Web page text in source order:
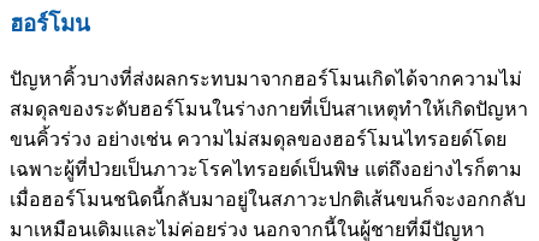
ฮอร์โมน
ปัญหาคิ้วบางที่ส่งผลกระทบมาจากฮอร์โมนเกิดได้จากความไม่
สมดุลของระดับฮอร์โมนในร่างกายที่เป็นสาเหตุทำให้เกิดปัญหา
ขนคิ้วร่วง อย่างเช่น ความไม่สมดุลของฮอร์โมนไทรอยด์โดย
เฉพาะผู้ที่ป่วยเป็นภาวะโรคไทรอยด์เป็นพิษ แต่ถึงอย่างไรก็ตาม
เมื่อฮอร์โมนชนิดนี้กลับมาอยู่ในสภาวะปกติเส้นขนก็จะงอกกลับ
มาเหมือนเดิมและไม่ค่อยร่วง นอกจากนี้ในผู้ชายที่มีปัญหา